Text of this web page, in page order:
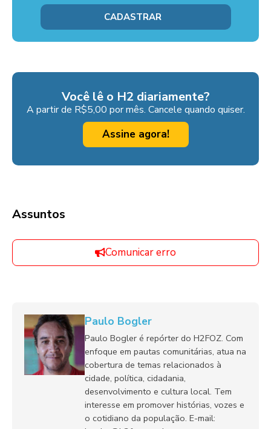
Você lê o H2 diariamente?
A partir de R$5,00 por mês. Cancele quando quiser.
Assine agora!
Assuntos
Comunicar erro
Paulo Bogler
Paulo Bogler é repórter do H2FOZ. Com
enfoque em pautas comunitárias, atua na
cobertura de temas relacionados à
cidade, política, cidadania,
desenvolvimento e cultura local. Tem
interesse em promover histórias, vozes e
o cotidiano da população. E-mail: